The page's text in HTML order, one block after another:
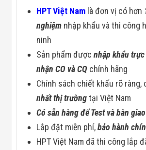
HPT Việt Nam là đơn vị có hơn
nghiệm nhập khẩu và thi công
ninh
Sản phẩm đượcnhập khẩu
nhận CO và CQ chính hãng
Chính sách chiết khấu rõ ràng,
nhất thị trườngtại Việt Nam
Có sẵn hàng để Test và bàn giao
Lắp đặt miễn phí,bảo hành
HPT Việt Nam đã thi công lắp